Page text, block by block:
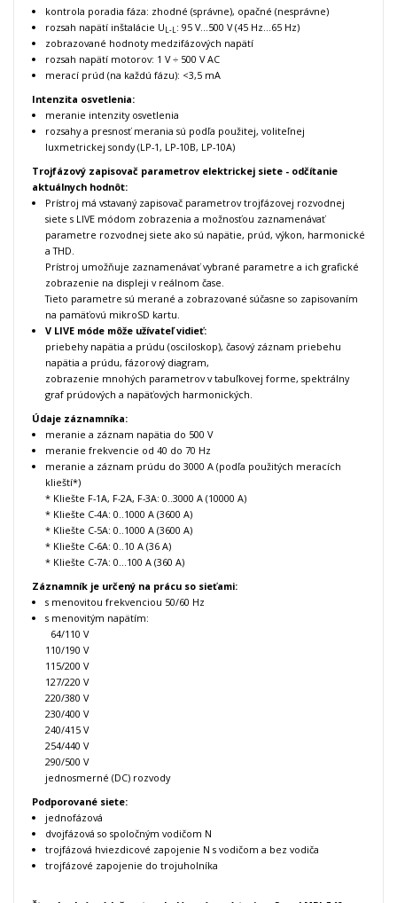
kontrola poradia fáza: zhodné (správne), opačné (nesprávne)
rozsah napätí inštalácie UL-L : 95 V…500 V (45 Hz…65 Hz)
zobrazované hodnoty medzifázových napätí
rozsah napätí motorov: 1 V ÷ 500 V AC
merací prúd (na každú fázu): <3,5 mA
Intenzita osvetlenia:
meranie intenzity osvetlenia
rozsahy a presnosť merania sú podľa použitej, voliteľnej
luxmetrickej sondy (LP-1, LP-10B, LP-10A)
Trojfázový zapisovač parametrov elektrickej siete - odčítanie
aktuálnych hodnôt:
Prístroj má vstavaný zapisovač parametrov trojfázovej rozvodnej
siete s LIVE módom zobrazenia a možnosťou zaznamenávať
parametre rozvodnej siete ako sú napätie, prúd, výkon, harmonické
a THD.
Prístroj umožňuje zaznamenávať vybrané parametre a ich grafické
zobrazenie na displeji v reálnom čase.
Tieto parametre sú merané a zobrazované súčasne so zapisovaním
na pamäťovú mikroSD kartu.
V LIVE móde môže užívateľ vidieť:
priebehy napätia a prúdu (osciloskop), časový záznam priebehu
napätia a prúdu, fázorový diagram,
zobrazenie mnohých parametrov v tabuľkovej forme, spektrálny
graf prúdových a napäťových harmonických.
Údaje záznamníka:
meranie a záznam napätia do 500 V
meranie frekvencie od 40 do 70 Hz
meranie a záznam prúdu do 3000 A (podľa použitých meracích
klieští*)
* Kliešte F-1A, F-2A, F-3A: 0..3000 A (10000 A)
* Kliešte C-4A: 0..1000 A (3600 A)
* Kliešte C-5A: 0..1000 A (3600 A)
* Kliešte C-6A: 0..10 A (36 A)
* Kliešte C-7A: 0...100 A (360 A)
Záznamník je určený na prácu so sieťami:
s menovitou frekvenciou 50/60 Hz
s menovitým napätím:
64/110 V
110/190 V
115/200 V
127/220 V
220/380 V
230/400 V
240/415 V
254/440 V
290/500 V
jednosmerné (DC) rozvody
Podporované siete:
jednofázová
dvojfázová so spoločným vodičom N
trojfázová hviezdicové zapojenie N s vodičom a bez vodiča
trojfázové zapojenie do trojuholníka